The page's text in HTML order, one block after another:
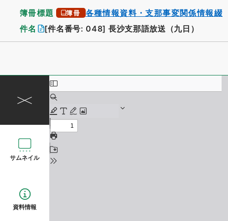
簿冊標題 簿冊 各種情報資料・支那事変関係情報綴
件名 [件名番号: 048] 長沙支那語放送（九日）
サムネイル
資料情報